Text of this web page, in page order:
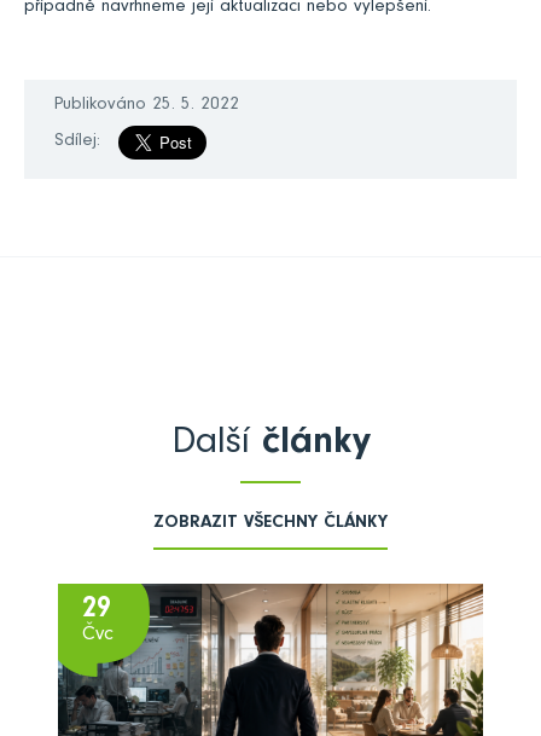
případně navrhneme její aktualizaci nebo vylepšení.
Publikováno 25. 5. 2022
Sdílej:
Další články
ZOBRAZIT VŠECHNY ČLÁNKY
29
Čvc